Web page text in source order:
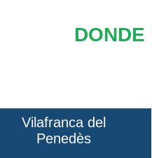
DONDE
Vilafranca del
Penedès